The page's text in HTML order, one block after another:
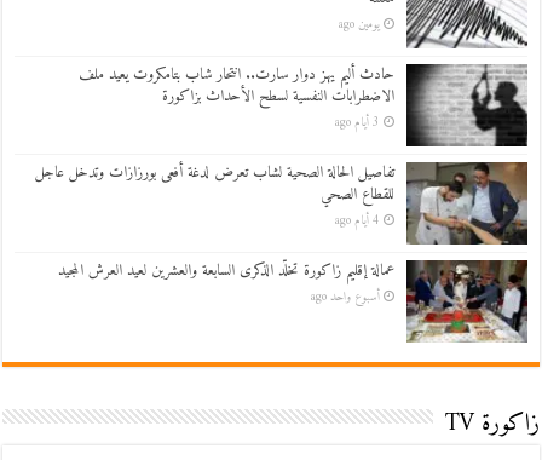
يومين ago
حادث أليم يهز دوار سارت.. انتحار شاب بتامكروت يعيد ملف
الاضطرابات النفسية لسطح الأحداث بزاكورة
3 أيام ago
تفاصيل الحالة الصحية لشاب تعرض لدغة أفعى بورزازات وتدخل عاجل
للقطاع الصحي
4 أيام ago
عمالة إقليم زاكورة تخلّد الذكرى السابعة والعشرين لعيد العرش المجيد
أسبوع واحد ago
زاكورة TV